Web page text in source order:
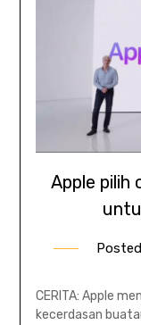
Apple pilih
CERITA: Apple
kecerdasan